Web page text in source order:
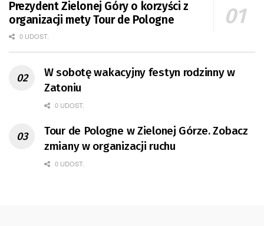
Prezydent Zielonej Góry o korzyści z
organizacji mety Tour de Pologne
0 UDOST.
W sobotę wakacyjny festyn rodzinny w
Zatoniu
0 UDOST.
Tour de Pologne w Zielonej Górze. Zobacz
zmiany w organizacji ruchu
0 UDOST.